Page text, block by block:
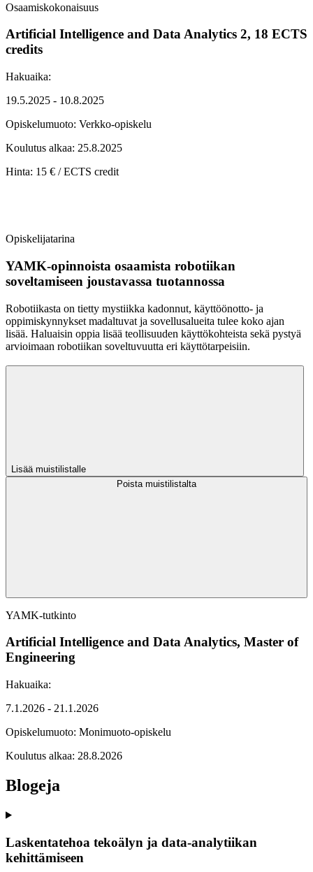
Osaamiskokonaisuus
Artificial Intelligence and Data Analytics 2, 18 ECTS
credits
Hakuaika:
19.5.2025 - 10.8.2025
Opiskelumuoto: Verkko-opiskelu
Koulutus alkaa: 25.8.2025
Hinta: 15 € / ECTS credit
Opiskelijatarina
YAMK-opinnoista osaamista robotiikan
soveltamiseen joustavassa tuotannossa
Robotiikasta on tietty mystiikka kadonnut, käyttöönotto- ja
oppimiskynnykset madaltuvat ja sovellusalueita tulee koko ajan
lisää. Haluaisin oppia lisää teollisuuden käyttökohteista sekä pystyä
arvioimaan robotiikan soveltuvuutta eri käyttötarpeisiin.
Lisää muistilistalle
Poista muistilistalta
YAMK-tutkinto
Artificial Intelligence and Data Analytics, Master of
Engineering
Hakuaika:
7.1.2026 - 21.1.2026
Opiskelumuoto: Monimuoto-opiskelu
Koulutus alkaa: 28.8.2026
Blogeja
Laskentatehoa tekoälyn ja data-analytiikan
kehittämiseen